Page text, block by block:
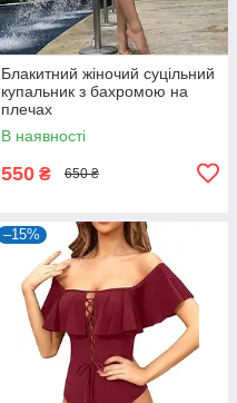
Блакитний жіночий суцільний
купальник з бахромою на
плечах
В наявності
550 ₴ 650 ₴
–15%